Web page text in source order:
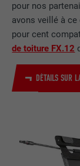
pour nos
avons veillé à
pour cent
de toiture FX.12
DÉTAILS SUR